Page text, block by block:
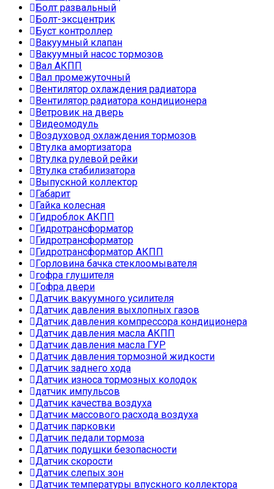
Болт развальный
Болт-эксцентрик
Буст контроллер
Вакуумный клапан
Вакуумный насос тормозов
Вал АКПП
Вал промежуточный
Вентилятор охлаждения радиатора
Вентилятор радиатора кондиционера
Ветровик на дверь
Видеомодуль
Воздуховод охлаждения тормозов
Втулка амортизатора
Втулка рулевой рейки
Втулка стабилизатора
Выпускной коллектор
Габарит
Гайка колесная
Гидроблок АКПП
Гидротрансформатор
Гидротрансформатор
Гидротрансформатор АКПП
Горловина бачка стеклоомывателя
гофра глушителя
Гофра двери
Датчик вакуумного усилителя
Датчик давления выхлопных газов
Датчик давления компрессора кондиционера
Датчик давления масла АКПП
Датчик давления масла ГУР
Датчик давления тормозной жидкости
Датчик заднего хода
Датчик износа тормозных колодок
датчик импульсов
Датчик качества воздуха
Датчик массового расхода воздуха
Датчик парковки
Датчик педали тормоза
Датчик подушки безопасности
Датчик скорости
Датчик слепых зон
Датчик температуры впускного коллектора